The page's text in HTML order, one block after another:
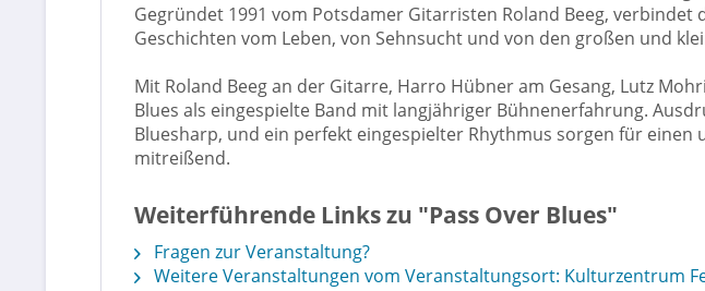
Gegründet 1991 vom Potsdamer Gitarristen Roland Beeg, verbindet
Geschichten vom Leben, von Sehnsucht und von den großen und
Mit Roland Beeg an der Gitarre, Harro Hübner am Gesang, Lutz
Blues als eingespielte Band mit langjähriger Bühnenerfahrung.
Bluesharp, und ein perfekt eingespielter Rhythmus sorgen für
mitreißend.
Weiterführende Links zu "Pass Over Blues"
Fragen zur Veranstaltung?
Weitere Veranstaltungen vom Veranstaltungsort: Kulturzentrum